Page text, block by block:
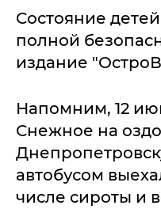
Состояние
полной
издание
Напомним, 12
Снежное на
автобусом
числе сироты и